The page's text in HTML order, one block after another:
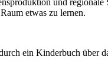
und
etwas zu lernen.
ein Kinderbuch über